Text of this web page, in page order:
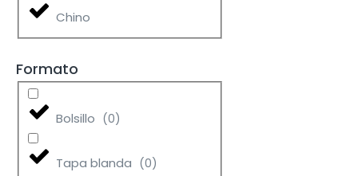
Chino
Formato
Bolsillo (0)
Tapa blanda (0)